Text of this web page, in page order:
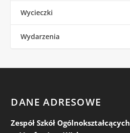
Wycieczki
Wydarzenia
DANE ADRESOWE
Zespół Szkół Ogólnokształcących